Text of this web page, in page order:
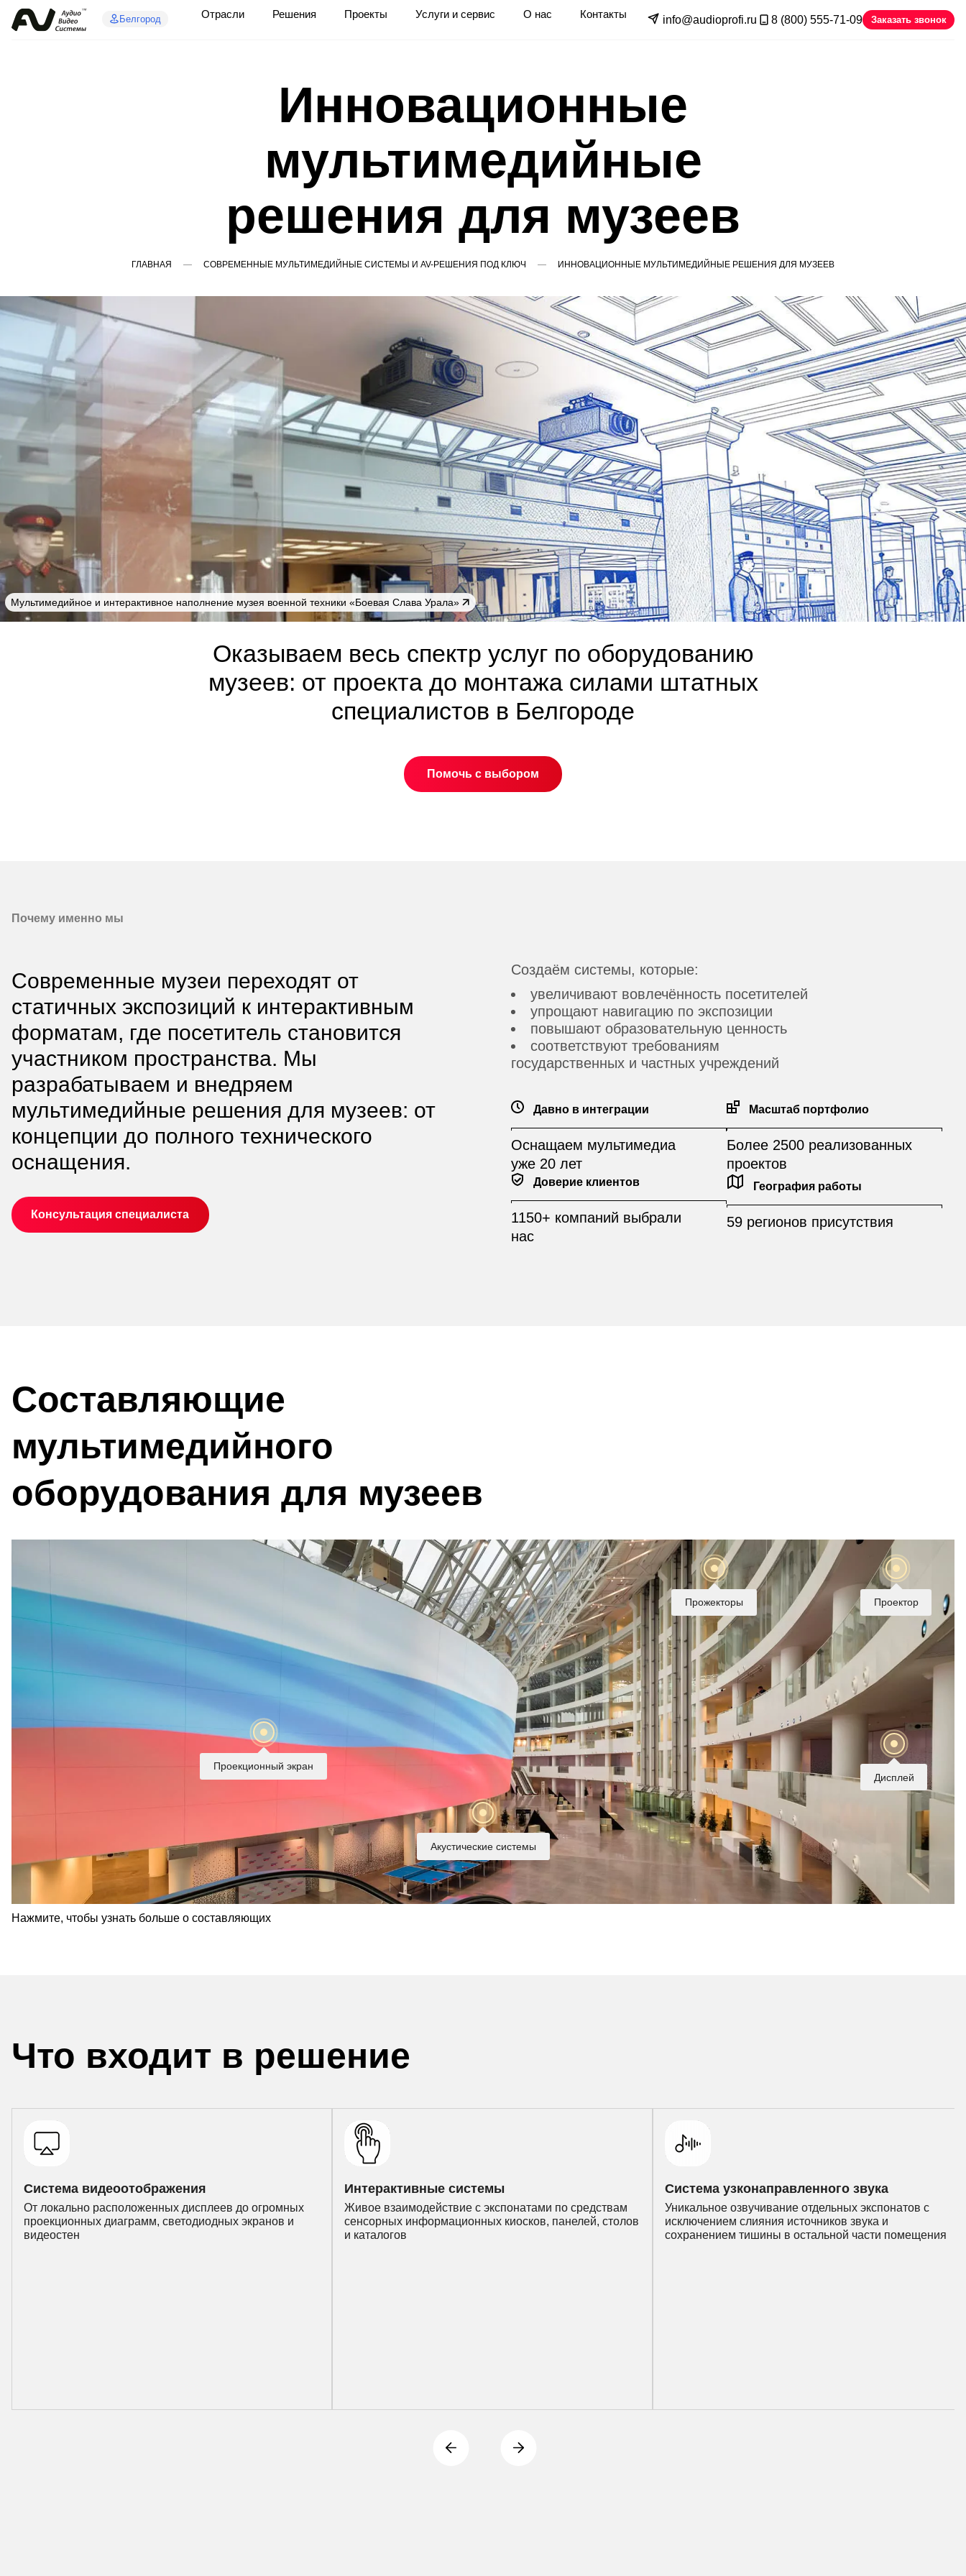
Белгород Отрасли Решения Проекты Услуги и сервис О нас Контакты info@audioprofi.ru 8 (800) 555-71-09 Заказать звонок
Инновационные
мультимедийные
решения для музеев
ГЛАВНАЯ СОВРЕМЕННЫЕ МУЛЬТИМЕДИЙНЫЕ СИСТЕМЫ И AV-РЕШЕНИЯ ПОД КЛЮЧ ИННОВАЦИОННЫЕ МУЛЬТИМЕДИЙНЫЕ РЕШЕНИЯ ДЛЯ МУЗЕЕВ
Мультимедийное и интерактивное наполнение музея военной техники «Боевая Слава Урала»
Оказываем весь спектр услуг по оборудованию
музеев: от проекта до монтажа силами штатных
специалистов в Белгороде
Помочь с выбором
Почему именно мы
Современные музеи переходят от
статичных экспозиций к интерактивным
форматам, где посетитель становится
участником пространства. Мы
разрабатываем и внедряем
мультимедийные решения для музеев: от
концепции до полного технического
оснащения.
Консультация специалиста
Создаём системы, которые:
увеличивают вовлечённость посетителей
упрощают навигацию по экспозиции
повышают образовательную ценность
соответствуют требованиям
государственных и частных учреждений
Давно в интеграции
Оснащаем мультимедиа
уже 20 лет
Масштаб портфолио
Более 2500 реализованных
проектов
Доверие клиентов
1150+ компаний выбрали
нас
География работы
59 регионов присутствия
Составляющие
мультимедийного
оборудования для музеев
Акустические системы
Проекционный экран
Проектор
Прожекторы
Дисплей
Нажмите, чтобы узнать больше о составляющих
Что входит в решение
Система видеоотображения
От локально расположенных дисплеев до огромных
проекционных диаграмм, светодиодных экранов и
видеостен
Интерактивные системы
Живое взаимодействие с экспонатами по средствам
сенсорных информационных киосков, панелей, столов
и каталогов
Система узконаправленного звука
Уникальное озвучивание отдельных экспонатов с
исключением слияния источников звука и
сохранением тишины в остальной части помещения